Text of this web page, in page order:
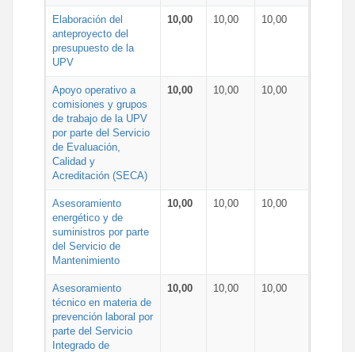
Elaboración del
anteproyecto del
presupuesto de la
UPV
10,00 10,00 10,00
Apoyo operativo a
comisiones y grupos
de trabajo de la UPV
por parte del Servicio
de Evaluación,
Calidad y
Acreditación (SECA)
10,00 10,00 10,00
Asesoramiento
energético y de
suministros por parte
del Servicio de
Mantenimiento
10,00 10,00 10,00
Asesoramiento
técnico en materia de
prevención laboral por
parte del Servicio
Integrado de
10,00 10,00 10,00